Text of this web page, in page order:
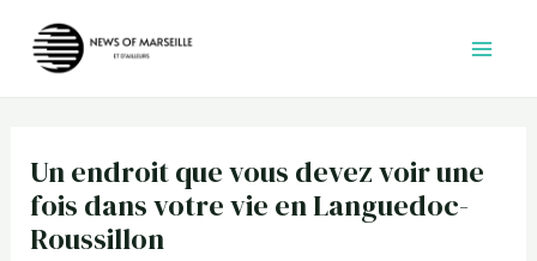
Un endroit que vous devez voir une
fois dans votre vie en Languedoc-
Roussillon